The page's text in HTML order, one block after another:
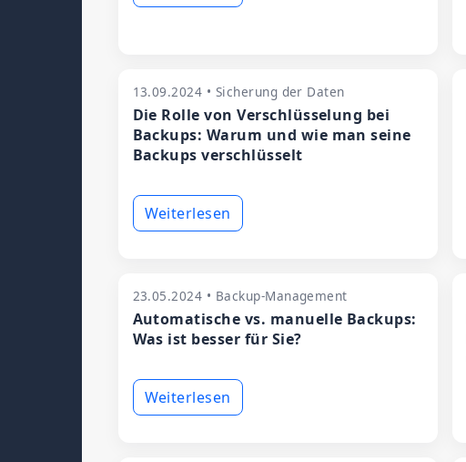
13.09.2024 • Sicherung der Daten
Die Rolle von Verschlüsselung bei
Backups: Warum und wie man seine
Backups verschlüsselt
Weiterlesen
23.05.2024 • Backup-Management
Automatische vs. manuelle Backups:
Was ist besser für Sie?
Weiterlesen